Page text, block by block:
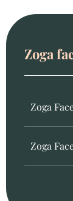
Zoga
Zoga
Zoga